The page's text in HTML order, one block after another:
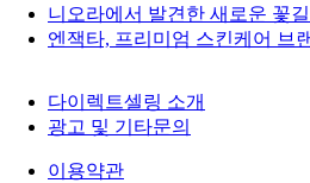
니오라에서 발견한 새로운 꽃길
엔잭타, 프리미엄 스킨케어 브
다이렉트셀링 소개
광고 및 기타문의
이용약관